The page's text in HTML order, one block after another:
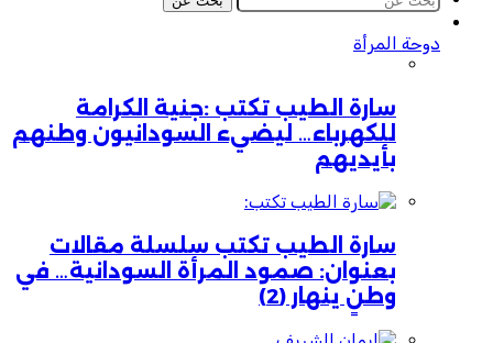
دوحة المرأة
سارة الطيب تكتب :جنية الكرامة
للكهرباء… ليضيء السودانيون وطنهم
بأيديهم
سارة الطيب تكتب سلسلة مقالات
بعنوان: صمود المرأة السودانية… في
وطنٍ ينهار (2)